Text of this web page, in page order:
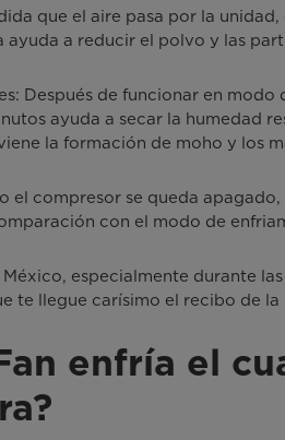
que el aire pasa por la
ayuda a reducir el polvo y las
Después de funcionar en
ayuda a secar la humedad
la formación de moho y los
el compresor se queda
con el modo de
especialmente durante
te llegue carísimo el recibo de la
enfría el